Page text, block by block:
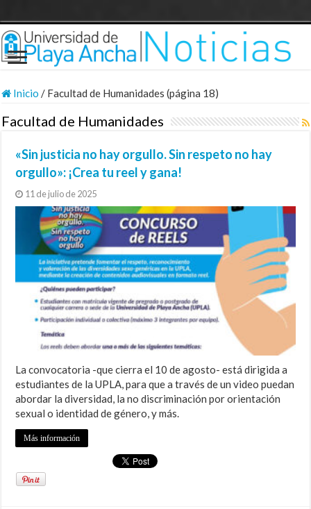
Inicio / Facultad de Humanidades (página 18)
Facultad de Humanidades
«Sin justicia no hay orgullo. Sin respeto no hay
orgullo»: ¡Crea tu reel y gana!
11 de julio de 2025
La convocatoria -que cierra el 10 de agosto- está dirigida a
estudiantes de la UPLA, para que a través de un video puedan
abordar la diversidad, la no discriminación por orientación
sexual o identidad de género, y más.
Más información